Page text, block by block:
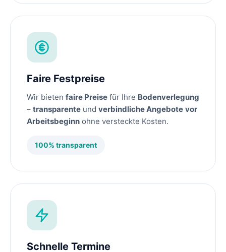
Faire Festpreise
Wir bieten faire Preise für Ihre Bodenverlegung
– transparente und verbindliche Angebote vor
Arbeitsbeginn ohne versteckte Kosten.
100% transparent
Schnelle Termine